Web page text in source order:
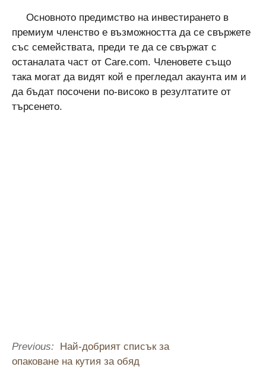
Основното предимство на инвестирането в
премиум членство е възможността да се свържете
със семействата, преди те да се свържат с
останалата част от Care.com. Членовете също
така могат да видят кой е прегледал акаунта им и
да бъдат посочени по-високо в резултатите от
търсенето.
Previous:
Най-добрият списък за
опаковане на кутия за обяд